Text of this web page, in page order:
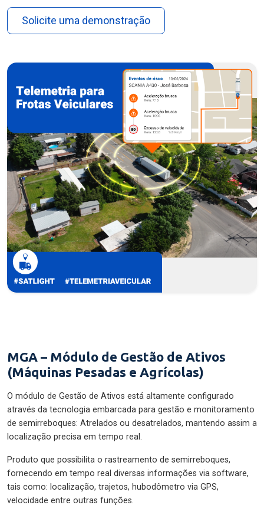
Solicite uma demonstração
MGA – Módulo de Gestão de Ativos
(Máquinas Pesadas e Agrícolas)
O módulo de Gestão de Ativos está altamente configurado
através da tecnologia embarcada para gestão e monitoramento
de semirreboques: Atrelados ou desatrelados, mantendo assim a
localização precisa em tempo real.
Produto que possibilita o rastreamento de semirreboques,
fornecendo em tempo real diversas informações via software,
tais como: localização, trajetos, hubodômetro via GPS,
velocidade entre outras funções.